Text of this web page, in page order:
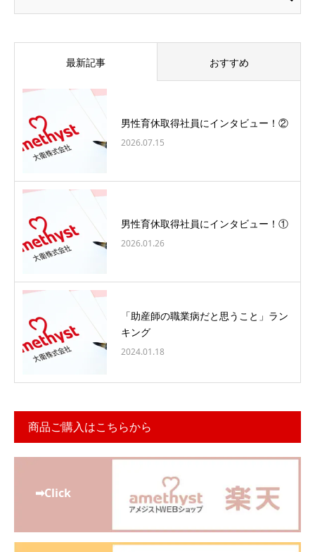
最新記事 おすすめ
男性育休取得社員にインタビュー！②
2026.07.15
男性育休取得社員にインタビュー！①
2026.01.26
「助産師の職業病だと思うこと」ラン
キング
2024.01.18
商品ご購入はこちらから
➡Click